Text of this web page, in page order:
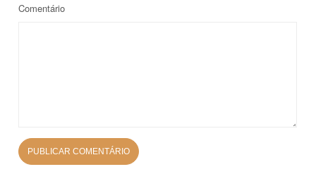
Comentário